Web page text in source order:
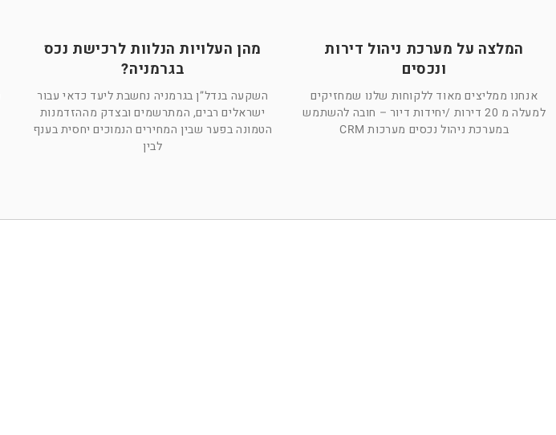
המלצה על מערכת ניהול דירות
ונכסים
אנחנו ממליצים מאוד ללקוחות שלנו שמחזיקים
למעלה מ 20 דירות /יחידות דיור – חובה להשתמש
במערכת ניהול נכסים מערכות CRM
מהן העלויות הנלוות לרכישת נכס
בגרמניה?
השקעה בנדל”ן בגרמניה נחשבת ליעד כדאי עבור
ישראלים רבים, המתרשמים ובצדק מההזדמנות
הטמונה בפער שבין המחירים הנמוכים יחסית בענף
לבין